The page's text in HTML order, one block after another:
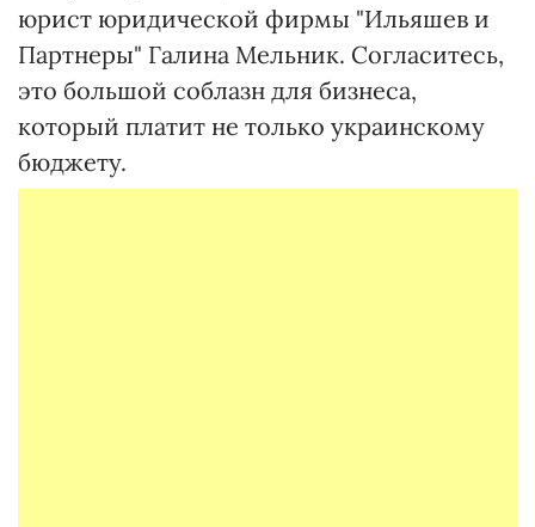
юрист юридической фирмы "Ильяшев и
Партнеры" Галина Мельник. Согласитесь,
это большой соблазн для бизнеса,
который платит не только украинскому
бюджету.